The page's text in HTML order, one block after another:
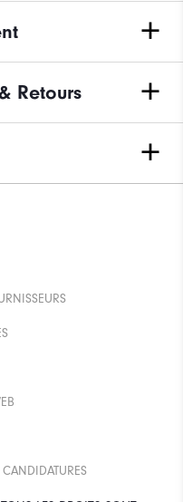
Retours